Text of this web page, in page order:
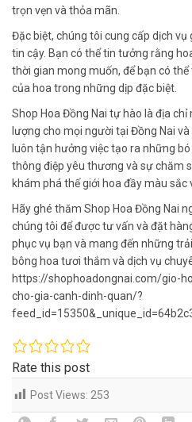
trọn vẹn và thỏa mãn.
Đặc biệt, chúng tôi cung cấp dịch
tin cậy. Bạn có thể tin tưởng rằng
thời gian mong muốn, để bạn có
của hoa trong những dịp đặc biệt.
Shop Hoa Đồng Nai tự hào là địa
lượng cho mọi người tại Đồng Nai
luôn tận hưởng việc tạo ra những
thông điệp yêu thương và sự chăm
khám phá thế giới hoa đầy màu sắc
Hãy ghé thăm Shop Hoa Đồng Nai
chúng tôi để được tư vấn và đặt
phục vụ bạn và mang đến những
bông hoa tươi thắm và dịch vụ
https://shophoadongnai.com/gio-
cho-gia-canh-dinh-quan/?
Rate this post
Post Views: 253